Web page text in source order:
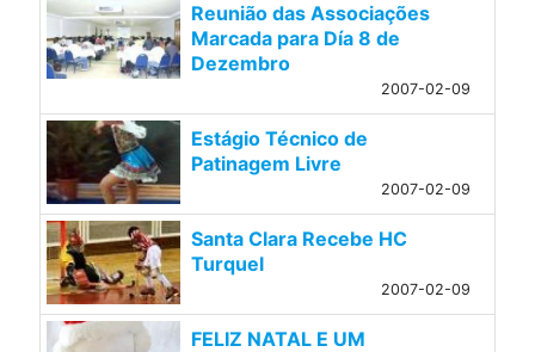
Reunião das Associações
Marcada para Día 8 de
Dezembro
2007-02-09
Estágio Técnico de
Patinagem Livre
2007-02-09
Santa Clara Recebe HC
Turquel
2007-02-09
FELIZ NATAL E UM